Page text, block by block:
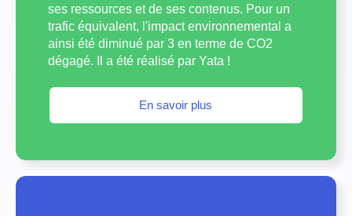
ses ressources et de ses contenus. Pour un
trafic équivalent, l'impact environnemental a
ainsi été diminué par 3 en terme de CO2
dégagé. Il a été réalisé par Yata !
En savoir plus